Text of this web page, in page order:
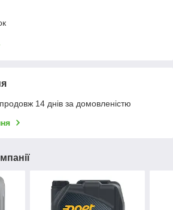
14 днів за домовленістю